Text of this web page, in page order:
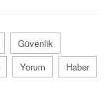
Güvenlik
Yorum Haber